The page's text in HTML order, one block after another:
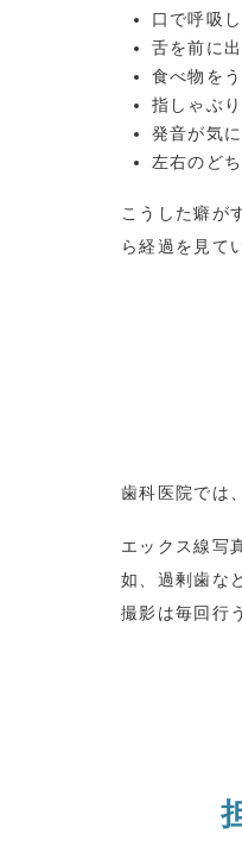
口で呼吸
舌を前に
食べ物を
指しゃぶ
発音が気
左右のど
こうした癖が
ら経過を見て
歯科医院では
エックス線写
如、過剰歯な
撮影は毎回行